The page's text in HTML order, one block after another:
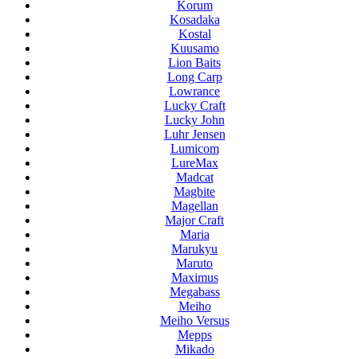
Korum
Kosadaka
Kostal
Kuusamo
Lion Baits
Long Carp
Lowrance
Lucky Craft
Lucky John
Luhr Jensen
Lumicom
LureMax
Madcat
Magbite
Magellan
Major Craft
Maria
Marukyu
Maruto
Maximus
Megabass
Meiho
Meiho Versus
Mepps
Mikado